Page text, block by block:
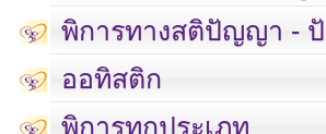
พิการทางสติปัญญา -
ออทิสติก
พิการทุกประเภท
เลขที่ 23 ชั้น